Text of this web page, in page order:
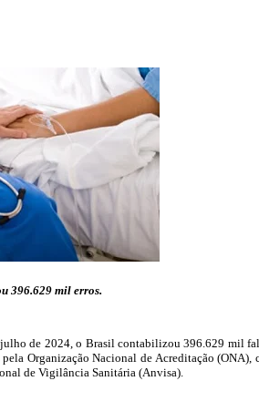
396.629 mil erros.
de 2024, o Brasil contabilizou 396.629 mil
Organização Nacional de Acreditação (ONA),
de Vigilância Sanitária (Anvisa).